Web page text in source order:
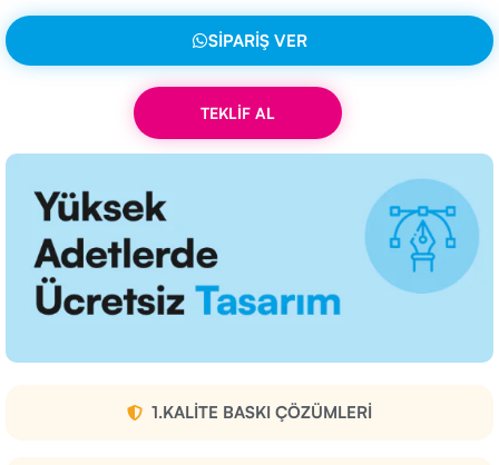
SIPARIŞ VER
TEKLİF AL
1.KALITE BASKI ÇÖZÜMLERI